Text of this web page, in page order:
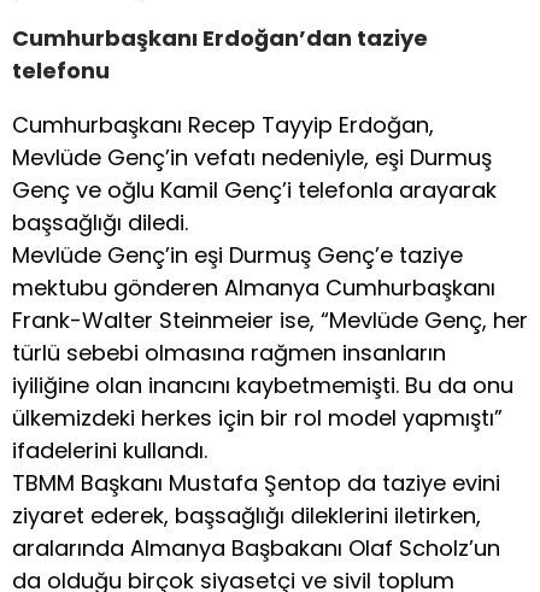
Cumhurbaşkanı Erdoğan’dan taziye
telefonu
Cumhurbaşkanı Recep Tayyip Erdoğan,
Mevlüde Genç’in vefatı nedeniyle, eşi Durmuş
Genç ve oğlu Kamil Genç’i telefonla arayarak
başsağlığı diledi.
Mevlüde Genç’in eşi Durmuş Genç’e taziye
mektubu gönderen Almanya Cumhurbaşkanı
Frank-Walter Steinmeier ise, “Mevlüde Genç, her
türlü sebebi olmasına rağmen insanların
iyiliğine olan inancını kaybetmemişti. Bu da onu
ülkemizdeki herkes için bir rol model yapmıştı”
ifadelerini kullandı.
TBMM Başkanı Mustafa Şentop da taziye evini
ziyaret ederek, başsağlığı dileklerini iletirken,
aralarında Almanya Başbakanı Olaf Scholz’un
da olduğu birçok siyasetçi ve sivil toplum